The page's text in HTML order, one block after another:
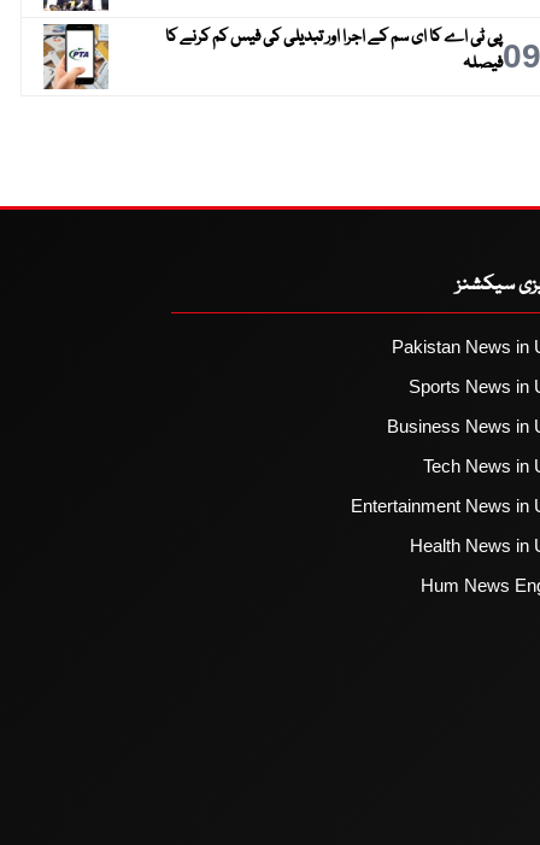
09پی ٹی اے کا ای سم کے اجرا اور تبدیلی کی فیس کم کرنے کا
فیصلہ
سیکشنز
Pakistan News in
Sports News in
Business News in
Tech News in
Entertainment News in
Health News in
Hum News